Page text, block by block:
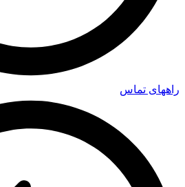
راههای تماس